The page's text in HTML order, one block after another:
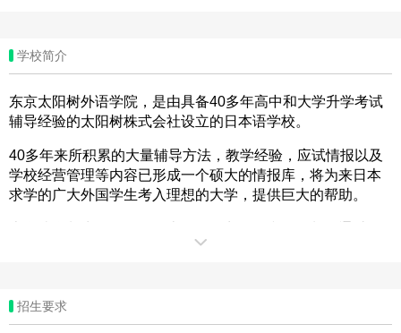
学校简介
东京太阳树外语学院，是由具备40多年高中和大学升学考试
辅导经验的太阳树株式会社设立的日本语学校。
40多年来所积累的大量辅导方法，教学经验，应试情报以及
学校经营管理等内容已形成一个硕大的情报库，将为来日本
求学的广大外国学生考入理想的大学，提供巨大的帮助。
序渐进的日语教学，培养学生达到在大学，大学院学习专门
东京太阳树外语学院全中国留学生，只收赴日升学的高中生/
统招大学生。专注中国学生的升学，学校针对不同的需求开
招生要求